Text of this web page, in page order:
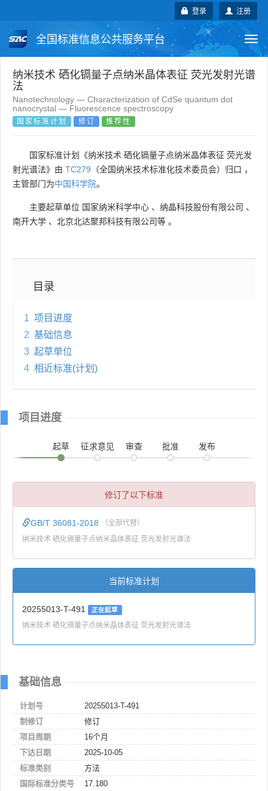
注册
登录
全国标准信息公共服务平台
国家标准 行业标准 地方标准
团体标准 企业标准 国际标准
纳米技术 硒化镉量子点纳米晶体表征 荧光发射光谱
法
Nanotechnology — Characterization of CdSe quantum dot
nanocrystal — Fluorescence spectroscopy
国家标准计划 修订 推荐性
国家标准计划《纳米技术 硒化镉量子点纳米晶体表征 荧光发
射光谱法》由 TC279 （全国纳米技术标准化技术委员会）归口 ，
主管部门为中国科学院。
主要起草单位 国家纳米科学中心 、 纳晶科技股份有限公司 、
南开大学 、 北京北达聚邦科技有限公司等 。
目录
1 项目进度
2 基础信息
3 起草单位
4 相近标准(计划)
项目进度
起草 征求意见 审查 批准 发布
修订了以下标准
GB/T 36081-2018 （全部代替）
纳米技术 硒化镉量子点纳米晶体表征 荧光发射光谱法
当前标准计划
20255013-T-491 正在起草
纳米技术 硒化镉量子点纳米晶体表征 荧光发射光谱法
基础信息
计划号
20255013-T-491
制修订
修订
项目周期
16个月
下达日期
2025-10-05
标准类别
方法
国际标准分类号
17.180